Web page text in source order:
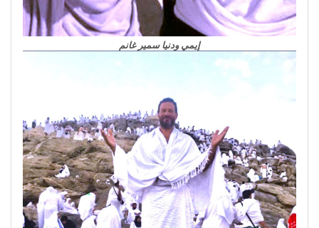
إيمي ودنيا سمير غانم